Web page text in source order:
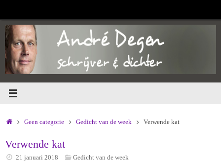
de
inhoud
HomeGeen categorie Gedicht van de week Verwende kat
Verwende kat
21 januari 2018 Gedicht van de week